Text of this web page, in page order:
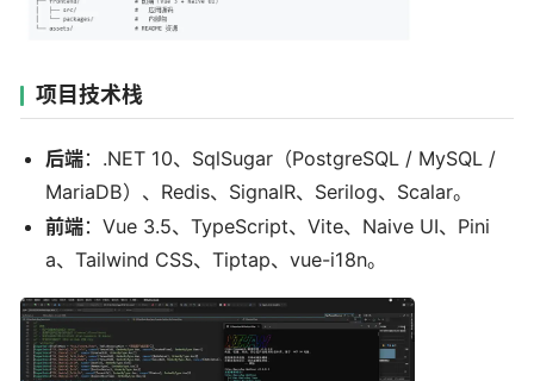
项目技术栈
后端：.NET 10、SqlSugar（PostgreSQL / MySQL /
MariaDB）、Redis、SignalR、Serilog、Scalar。
前端：Vue 3.5、TypeScript、Vite、Naive UI、Pini
a、Tailwind CSS、Tiptap、vue-i18n。